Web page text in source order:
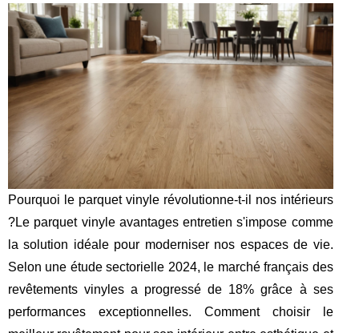
Pourquoi le parquet vinyle révolutionne-t-il nos intérieurs
?Le parquet vinyle avantages entretien s'impose comme
la solution idéale pour moderniser nos espaces de vie.
Selon une étude sectorielle 2024, le marché français des
revêtements vinyles a progressé de 18% grâce à ses
performances exceptionnelles. Comment choisir le